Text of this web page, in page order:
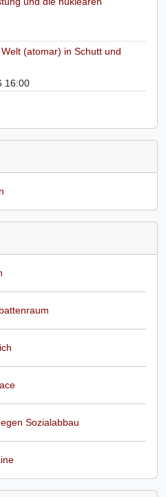
(atomar) in Schutt und
16:00
Sozialabbau